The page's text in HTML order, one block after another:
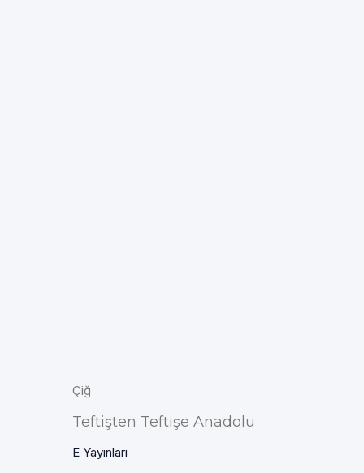
Çiğ
Teftişten Teftişe Anadolu
E Yayınları